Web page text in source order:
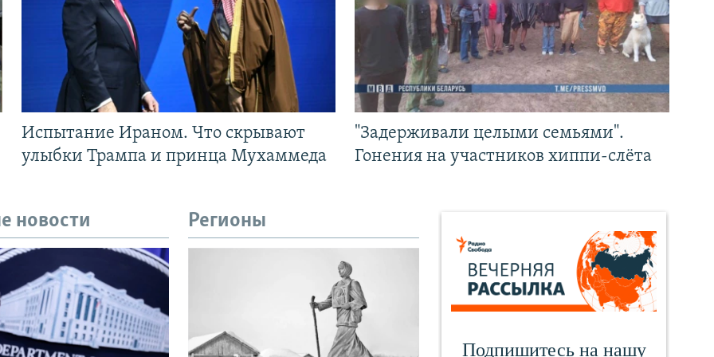
Испытание Ираном. Что скрывают
улыбки Трампа и принца Мухаммеда
"Задерживали целыми семьями".
Гонения на участников хиппи-слёта
новости Регионы